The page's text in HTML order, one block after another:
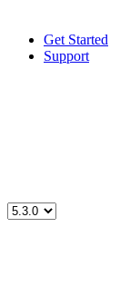
Get Started
Support